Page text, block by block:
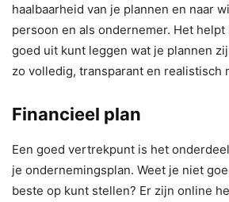
haalbaarheid van je plannen en naar
persoon en als ondernemer. Het
goed uit kunt leggen wat je plannen
zo volledig, transparant en realistisch
Financieel plan
Een goed vertrekpunt is het onderdeel
je ondernemingsplan. Weet je niet
beste op kunt stellen? Er zijn online